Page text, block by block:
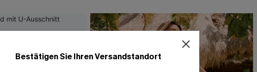
Bestätigen Sie Ihren Versandstandort